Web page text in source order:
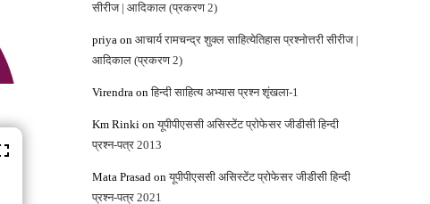
सीरीज | आदिकाल (प्रकरण 2)
priya on आचार्य रामचन्‍द्र शुक्‍ल साहित्‍‍य‍ेतिहास प्रश्नोत्तरी सीरीज |
आदिकाल (प्रकरण 2)
Virendra onहिन्‍दी साहित्‍य अभ्‍यास प्रश्‍न शृंखला-1
Km Rinki onयूपीपीएससी असिस्‍टेंट प्रोफेसर जीडीसी हिन्‍दी
प्रश्‍न-पत्र 2013
Mata Prasad onयूपीपीएससी असिस्‍टेंट प्रोफेसर जीडीसी हिन्‍दी
प्रश्‍न-पत्र 2021